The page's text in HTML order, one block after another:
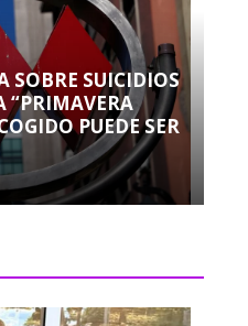
SOBRE SUICIDIOS
“PRIMAVERA
PUEDE SER